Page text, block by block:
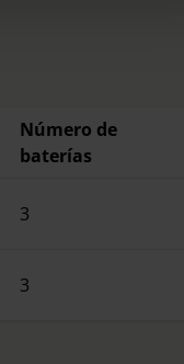
Número de
baterías
3
3